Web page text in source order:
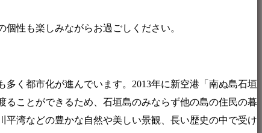
性も楽しみながらお過ごしください。
く都市化が進んでいます。2013年に新空港「南ぬ島石垣
ことができるため、石垣島のみならず他の島の住民の暮
湾などの豊かな自然や美しい景観、長い歴史の中で受け